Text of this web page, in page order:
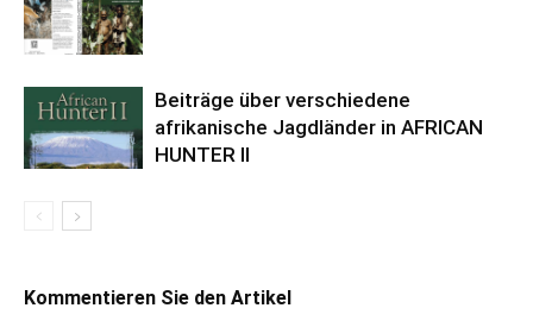
Beiträge über verschiedene
afrikanische Jagdländer in AFRICAN
HUNTER II
Kommentieren Sie den Artikel